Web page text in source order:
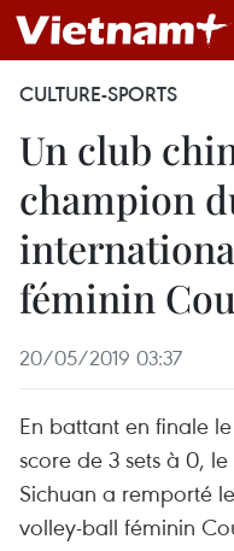
CULTURE-SPORTS
Un club
champion
féminin
20/05/2019 03:37
En battant en finale
score de 3 sets à 0,
Sichuan a remporté
volley-ball féminin